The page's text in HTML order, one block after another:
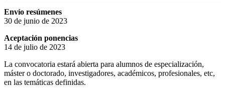
Envío resúmenes
30 de junio de 2023
Aceptación ponencias
14 de julio de 2023
La convocatoria estará abierta para alumnos de especialización,
máster o doctorado, investigadores, académicos, profesionales, etc,
en las temáticas definidas.